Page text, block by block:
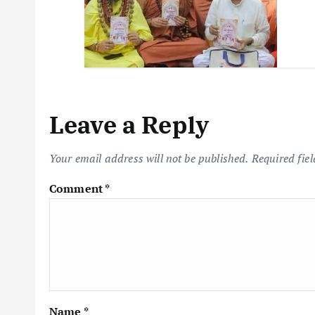
Leave a Reply
Your email address will not be published. Required
Comment*
Name *